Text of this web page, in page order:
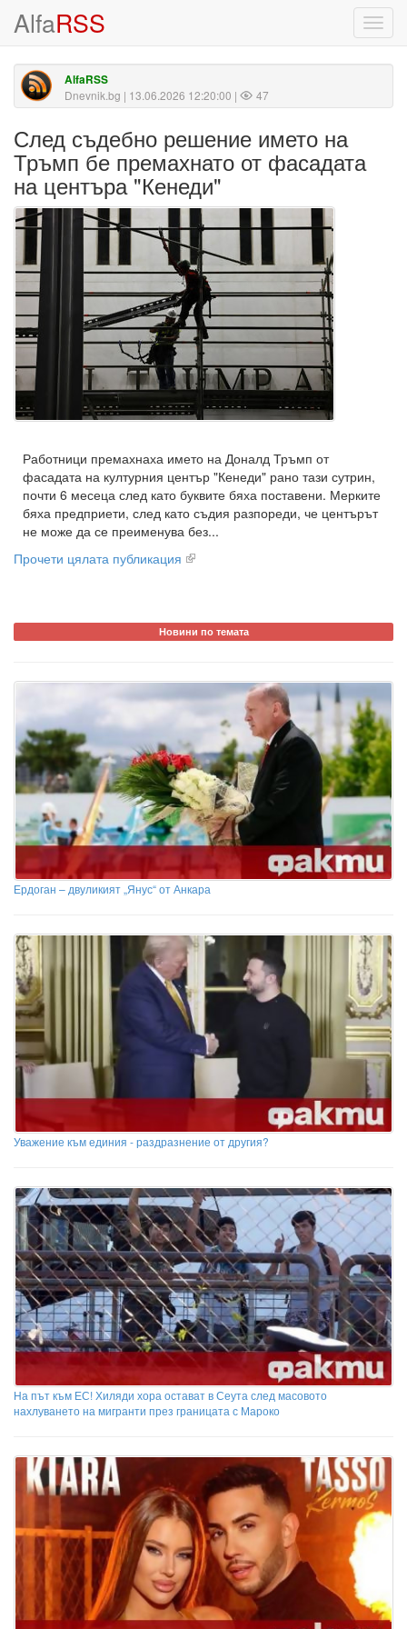
AlfaRSS
AlfaRSS
Dnevnik.bg | 13.06.2026 12:20:00 | 47
След съдебно решение името на
Тръмп бе премахнато от фасадата
на центъра "Кенеди"
Работници премахнаха името на Доналд Тръмп от
фасадата на културния център "Кенеди" рано тази сутрин,
почти 6 месеца след като буквите бяха поставени. Мерките
бяха предприети, след като съдия разпореди, че центърът
не може да се преименува без...
Прочети цялата публикация
Новини по темата
Ердоган – двуликият „Янус“ от Анкара
Уважение към единия - раздразнение от другия?
На път към ЕС! Хиляди хора остават в Сеута след масовото
нахлуването на мигранти през границата с Мароко